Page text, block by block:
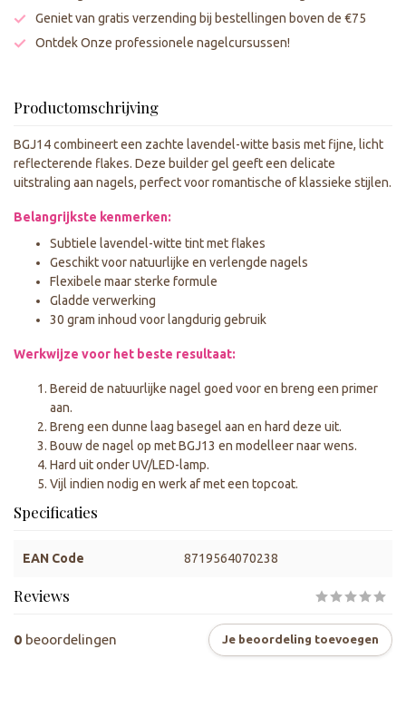
Geniet van gratis verzending bij bestellingen boven de €75
Ontdek Onze professionele nagelcursussen!
Productomschrijving
BGJ14 combineert een zachte lavendel-witte basis met fijne, licht
reflecterende flakes. Deze builder gel geeft een delicate
uitstraling aan nagels, perfect voor romantische of klassieke stijlen.
Belangrijkste kenmerken:
Subtiele lavendel-witte tint met flakes
Geschikt voor natuurlijke en verlengde nagels
Flexibele maar sterke formule
Gladde verwerking
30 gram inhoud voor langdurig gebruik
Werkwijze voor het beste resultaat:
Bereid de natuurlijke nagel goed voor en breng een primer
aan.
Breng een dunne laag basegel aan en hard deze uit.
Bouw de nagel op met BGJ13 en modelleer naar wens.
Hard uit onder UV/LED-lamp.
Vijl indien nodig en werk af met een topcoat.
Specificaties
EAN Code 8719564070238
Reviews
0 beoordelingen Je beoordeling toevoegen